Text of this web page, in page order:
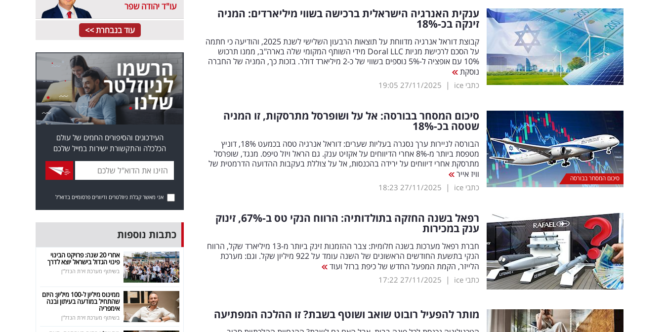
ענקית האנרגיה הישראלית ברכישה בשווי מיליארדים: המניה
זינקה בכ-18%
קבוצת דוראל אנרגיה מדווחת על תוצאות הרבעון השלישי לשנת 2025, והודיעה כי חתמה
על הסכם לרכישת מניות Doral LLC מידי השותף המקומי שלה בארה"ב, ממנו תרכוש
10% עם אופציה ל-5% נוספים בשווי של כ-2 מיליארד דולר. בזכות כך, המניה של החברה
נוסקת
כתבי ice |
27/11/2025
19:05
סיכום המסחר בבורסה
סיכום המסחר בבורסה: אל על ושופרסל מתרסקות, זו המניה
שטסה בכ-18%
הבורסה לניירות ערך נסגרה בעליות שערים: דוראל אנרגיה טסה בכמעט 18%, דוניץ
מטפסת ביותר מ-8% אחרי הדיווחים על אקזיט ענק. גם הראל ויזל טיפס. מנגד, שופרסל
מתרסקת אחרי דיווחים על ירידה בהכנסות, אל על צוללת בעקבות ההדועה הדרמטית של
וויז אייר
כתבי ice |
27/11/2025
18:23
רפאל בשנה החזקה בתולדותיה: הרווח הנקי טס ב-67% , זינוק
ענק במכירות
חברת רפאל מערכות בשנה חלומית: צבר ההזמנות זינק ביותר מ-13 מיליארד שקל, הרווח
הנקי בתשעת החודשים הראשונים של השנה עומד על 922 מיליון שקל. וגם: מערכת
הלייזר, הקמת המפעל החדש של כיפת ברזל ועוד
כתבי ice |
27/11/2025
17:22
מותר להפעיל רובוט שואב ושוטף בשבת? זו ההלכה המפתיעה
עו"ד יהודה שפר
עוד בנבחרת >>
העידכונים והסיפורים החמים של עולם
הכלכלה והתקשורת ישירות במייל שלכם
אני מאשר קבלת ניוזלטרים ודיוורים פרסומיים בדוא"ל
כתבות נוספות
אחרי 20 שנה: פרויקט הבינוי
פינוי הגדול בישראל יוצא לדרך
בשיתוף מערכת זירת הנדל"ן
ממינוס מיליון ל-100 מיליון: היזם
שהתחיל במודעה בעיתון ובנה
אימפריה
בשיתוף מערכת זירת הנדל"ן